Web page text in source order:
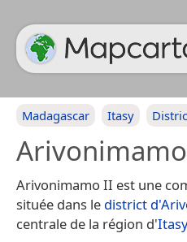
Madagascar Itasy
Arivonimamo II est une
située dans le district
centrale de la région d'Itasy